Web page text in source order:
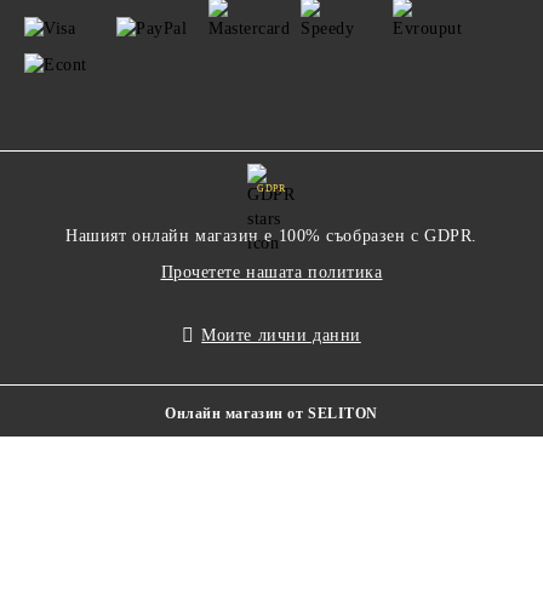
GDPR
Нашият онлайн магазин е 100% съобразен с GDPR.
Прочетете нашата политика
Моите лични данни
Онлайн магазин от SELITON